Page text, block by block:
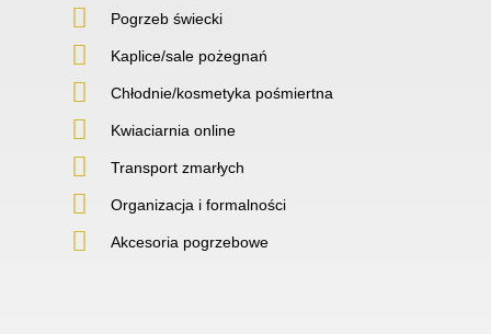
Pogrzeb świecki
Kaplice/sale pożegnań
Chłodnie/kosmetyka pośmiertna
Kwiaciarnia online
Transport zmarłych
Organizacja i formalności
Akcesoria pogrzebowe